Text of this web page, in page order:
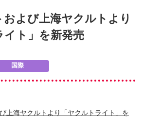
よび上海ヤクルトより
イト」を新発売
国際
上海ヤクルトより「ヤクルトライト」を